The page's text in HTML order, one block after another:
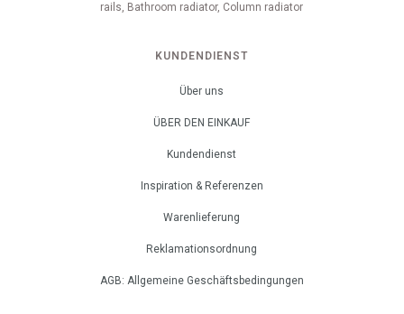
rails, Bathroom radiator, Column radiator
KUNDENDIENST
Über uns
ÜBER DEN EINKAUF
Kundendienst
Inspiration & Referenzen
Warenlieferung
Reklamationsordnung
AGB: Allgemeine Geschäftsbedingungen